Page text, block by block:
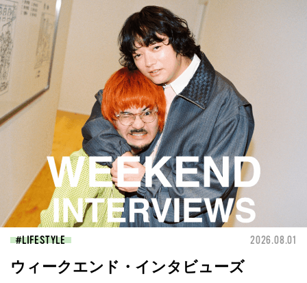
LIFESTYLE 2026.08.01
ウィークエンド・インタビューズ